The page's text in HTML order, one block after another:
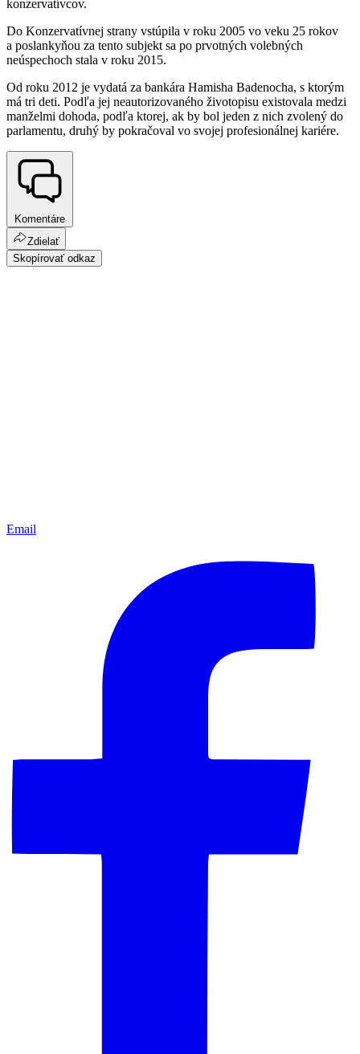
konzervatívcov.
Do Konzervatívnej strany vstúpila v roku 2005 vo veku 25 rokov
a poslankyňou za tento subjekt sa po prvotných volebných
neúspechoch stala v roku 2015.
Od roku 2012 je vydatá za bankára Hamisha Badenocha, s ktorým
má tri deti. Podľa jej neautorizovaného životopisu existovala medzi
manželmi dohoda, podľa ktorej, ak by bol jeden z nich zvolený do
parlamentu, druhý by pokračoval vo svojej profesionálnej kariére.
Komentáre
Zdielať
Skopírovať odkaz
Email